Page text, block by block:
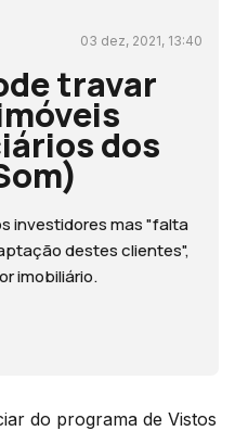
03 dez, 2021, 13:40
travar
dos
investidores mas "falta
destes clientes",
imobiliário.
do programa de Vistos